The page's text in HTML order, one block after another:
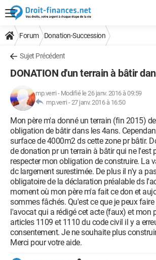
Forum Donation-Succession
Sujet Précédent
DONATION d'un terrain à bâtir
mp.verri - Modifié le 26 janv. 2016 à 09:59
mp.verri -27 janv. 2016 à 16:50
Mon père m'a donné un terrain (fin 2015)
obligation de bâtir dans les 4ans.
surface de 4000m2 ds cette zone pr bâtir.
de donation pr un terrain à bâtir qui ne l'est
respecter mon obligation de construire. La
dc largement surestimée. De plus il n'y a
obligatoire de la déclaration préalable ds
moment où mon père m'a fait ce don et
sommes fâchés. Qu'est ce que je peux
l'avocat qui a rédigé cet acte (faux) et mon
articles 1109 et 1110 du code civil il y a
consentement. Je ne souhaite plus
Merci pour votre aide.